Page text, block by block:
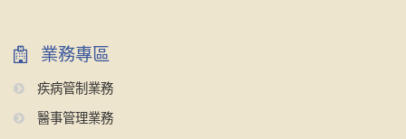
業務專區
疾病管制業務
醫事管理業務